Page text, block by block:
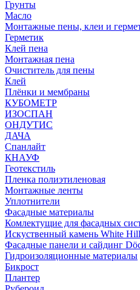
Грунты
Масло
Монтажные пены, клеи и
Герметик
Клей пена
Монтажная пена
Очиститель для пены
Клей
Плёнки и мембраны
КУБОМЕТР
ИЗОСПАН
ОНДУТИС
ДАЧА
Спанлайт
КНАУФ
Геотекстиль
Пленка полиэтиленовая
Монтажные ленты
Уплотнители
Фасадные материалы
Комлектущие для фасадных
Искуственный камень White
Фасадные панели и сайдинг
Гидроизоляционные материалы
Бикрост
Плантер